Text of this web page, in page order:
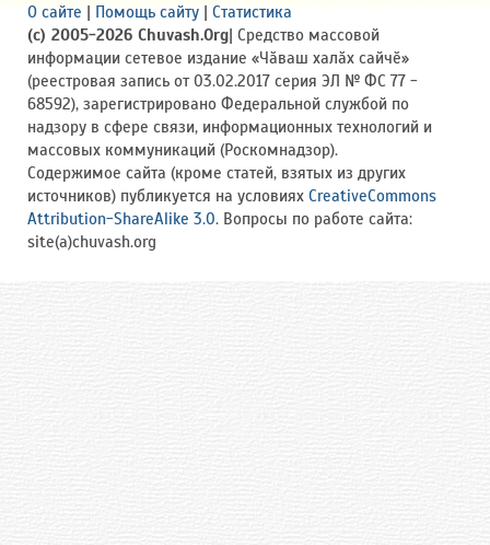
О сайте | Помощь сайту | Статистика
(c) 2005-2026 Chuvash.Org| Средство массовой
информации сетевое издание «Чӑваш халӑх сайчӗ»
(реестровая запись от 03.02.2017 серия ЭЛ № ФС 77 -
68592), зарегистрировано Федеральной службой по
надзору в сфере связи, информационных технологий и
массовых коммуникаций (Роскомнадзор).
Содержимое сайта (кроме статей, взятых из других
источников) публикуется на условиях CreativeCommons
Attribution-ShareAlike 3.0. Вопросы по работе сайта:
site(a)chuvash.org